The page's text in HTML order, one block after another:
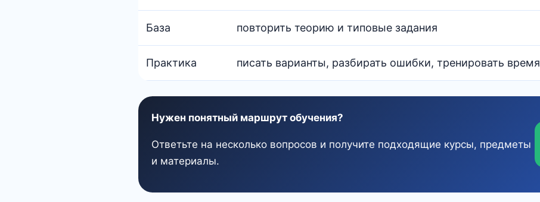
База повторить теорию и типовые задания
Практика писать варианты, разбирать ошибки, тренировать время
Нужен понятный маршрут обучения?
Ответьте на несколько вопросов и получите подходящие курсы, предметы
и материалы.